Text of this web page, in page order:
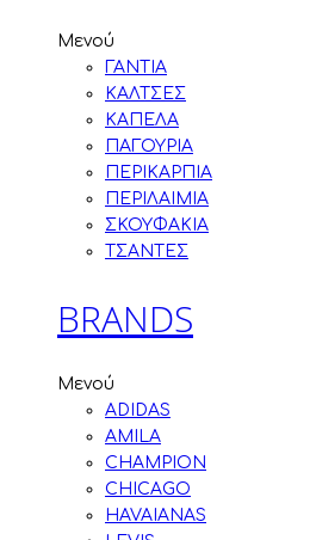
Μενού
ΓΑΝΤΙΑ
ΚΑΛΤΣΕΣ
ΚΑΠΕΛΑ
ΠΑΓΟΥΡΙΑ
ΠΕΡΙΚΑΡΠΙΑ
ΠΕΡΙΛΑΙΜΙΑ
ΣΚΟΥΦΑΚΙΑ
ΤΣΑΝΤΕΣ
BRANDS
Μενού
ADIDAS
AMILA
CHAMPION
CHICAGO
HAVAIANAS